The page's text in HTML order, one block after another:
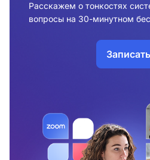
Расскажем о тонкостях
вопросы на 30-минутном